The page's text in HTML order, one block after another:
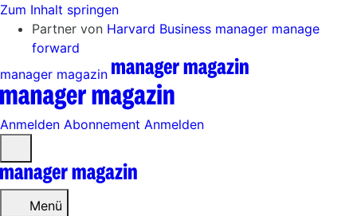
Zum Inhalt springen
Partner von Harvard Business manager manage
forward
manager magazin
Anmelden Abonnement Anmelden
öffnen
Menü